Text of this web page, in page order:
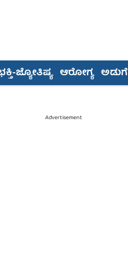
ಜ್ಯೋತಿಷ್ಯ ಆರೋಗ್ಯ ಅಡುಗೆ
Advertisement